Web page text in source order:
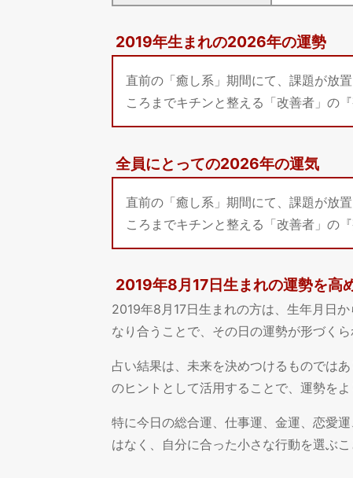
2019年生まれの2026年の運勢
直前の「癒し系」期間にて、課題が放
ころまでキチンと整える「改善者」の
全員にとっての2026年の運気
直前の「癒し系」期間にて、課題が放
ころまでキチンと整える「改善者」の
2019年8月17日生まれの運勢を高
2019年8月17日生まれの方は、生年月日
なり合うことで、その日の運勢が形づくら
占い結果は、未来を決めつけるものでは
のヒントとして活用することで、運勢を
特に今日の総合運、仕事運、金運、恋愛
はなく、自分に合った小さな行動を選ぶこ